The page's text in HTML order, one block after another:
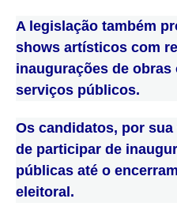
A legislação também
shows artísticos com
inaugurações de
serviços públicos.
Os candidatos, por
de participar de
públicas até o
eleitoral.